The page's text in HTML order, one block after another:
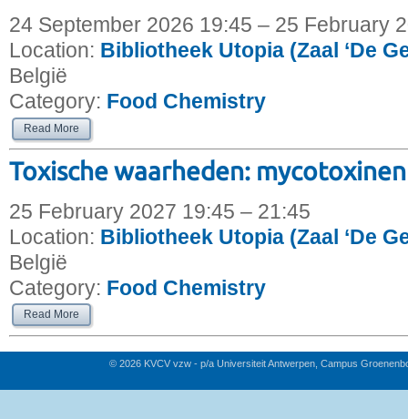
24 September 2026 19:45 – 25 February
Location: Bibliotheek Utopia (Zaal ‘De
België
Category: Food Chemistry
Read More
Toxische waarheden:
25 February 2027 19:45 – 21:45
Location: Bibliotheek Utopia (Zaal ‘De
België
Category: Food Chemistry
Read More
© 2026 KVCV vzw - p/a Universiteit Antwerpen, Campus